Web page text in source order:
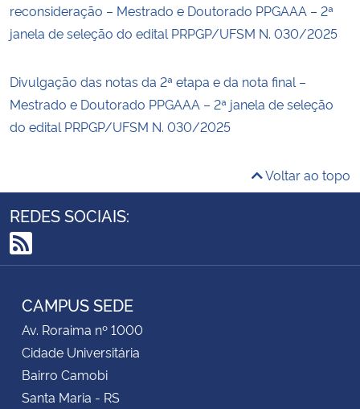
reconsideração – Mestrado e Doutorado PPGAAA – 2ª
janela de seleção do edital PRPGP/UFSM N. 030/2025
Divulgação das notas da 2ª etapa e da nota final –
Mestrado e Doutorado PPGAAA – 2ª janela de seleção
do edital PRPGP/UFSM N. 030/2025
Voltar ao topo
REDES SOCIAIS:
RSS
CAMPUS SEDE
Av. Roraima nº 1000
Cidade Universitária
Bairro Camobi
Santa Maria - RS